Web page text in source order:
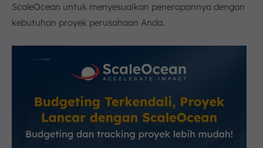
ScaleOcean untuk menyesuaikan penerapannya dengan
kebutuhan proyek perusahaan Anda.